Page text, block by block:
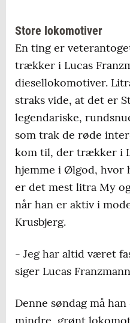
Store lokomotiver
En ting er
trækker i Lucas
diesellokomotiver.
straks vide, at det er
legendariske,
som trak de røde
kom til, der trækker i
hjemme i Ølgod, hvor
er det mest litra My
når han er aktiv i
Krusbjerg.
- Jeg har altid været
siger Lucas
Denne søndag må